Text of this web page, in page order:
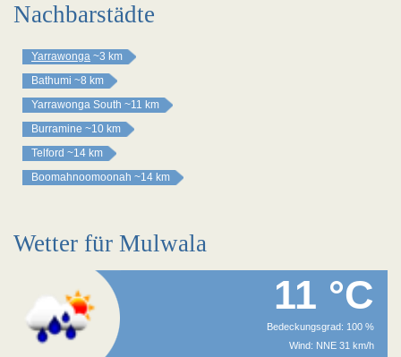
Nachbarstädte
Yarrawonga ~3 km
Bathumi ~8 km
Yarrawonga South ~11 km
Burramine ~10 km
Telford ~14 km
Boomahnoomoonah ~14 km
Wetter für Mulwala
11 °C
Bedeckungsgrad: 100 %
Wind: NNE 31 km/h